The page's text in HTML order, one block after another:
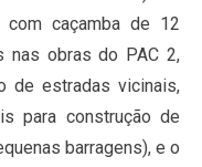
com caçamba de 12
nas obras do PAC 2,
de estradas vicinais,
para construção de
barragens), e o